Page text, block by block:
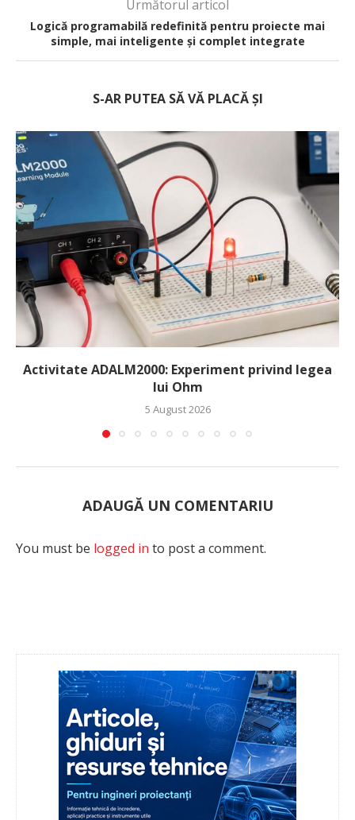
Următorul articol
Logică programabilă redefinită pentru proiecte mai
simple, mai inteligente și complet integrate
S-AR PUTEA SĂ VĂ PLACĂ ȘI
Activitate ADALM2000: Experiment privind legea
lui Ohm
5 August 2026
ADAUGĂ UN COMENTARIU
You must be logged in to post a comment.